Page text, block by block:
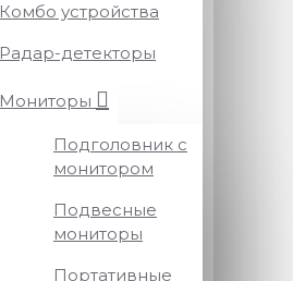
Комбо устройства
Радар-детекторы
Мониторы
Подголовник с
монитором
Подвесные
мониторы
Портативные